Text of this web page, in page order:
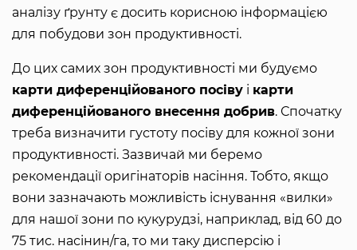
аналізу ґрунту є досить корисною інформацією
для побудови зон продуктивності.
До цих самих зон продуктивності ми будуємо
карти диференційованого посіву і карти
диференційованого внесення добрив. Спочатку
треба визначити густоту посіву для кожної зони
продуктивності. Зазвичай ми беремо
рекомендації оригінаторів насіння. Тобто, якщо
вони зазначають можливість існування «вилки»
для нашої зони по кукурудзі, наприклад, від 60 до
75 тис. насінин/га, то ми таку дисперсію і